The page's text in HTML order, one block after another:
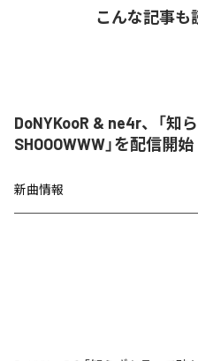
こんな記事も
DoNYKooR & ne4r、「知
SHOOOWWW」を配信開始
新曲情報